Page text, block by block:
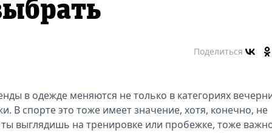
Поделиться
в одежде меняются не только в категориях
В спорте это тоже имеет значение, хотя, конечно, не
выглядишь на тренировке или пробежке, тоже